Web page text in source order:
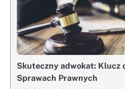
Skuteczny adwokat: Klucz
Sprawach Prawnych